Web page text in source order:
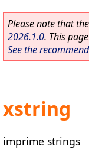
Please note that
2026.1.0. This
See the
xstring
imprime strings